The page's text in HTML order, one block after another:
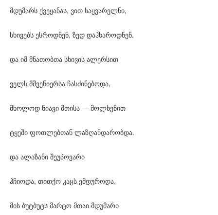
მდუმარს ქვეყანას, ვით საყვარელნი,
სხივებს ესროდნენ, ზედ დაჰხაროდნენ.
და იმ მნათობთა სხივის ალერსით
ველს მშვენიერსა ჩასძინებოდა,
მხოლოდ ნიავი მთისა — მოლხენით
ტყეში ფოთლებთან ლაზღანდარობდა.
და ალაზანი შეუპოვარი
ჰჩიოდა, თითქო კაცს ემდუროდა,
მის ბუტბუტს მარტო მთაი მდუმარი